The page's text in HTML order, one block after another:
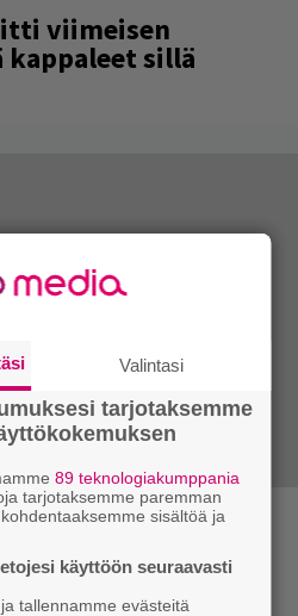
viimeisen
kappaleet sillä
viimeisen
– Yle Areenassa
Valintasi
tarjotaksemme
89 teknologiakumppania
tarjotaksemme paremman
sisältöä ja
käyttöön seuraavasti
tallennamme evästeitä